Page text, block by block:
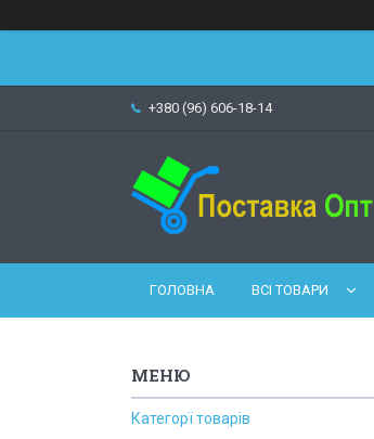
+380 (96) 606-18-14
ГОЛОВНА ВСІ ТОВАРИ
Категорї товарів